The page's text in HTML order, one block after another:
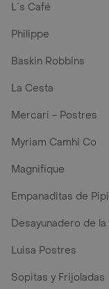
L´s Café
Philippe
Baskin Robbins
La Cesta
Mercari - Postres
Myriam Camhi Co
Magnifique
Empanaditas de
Desayunadero de la
Luisa Postres
Sopitas y Frijoladas